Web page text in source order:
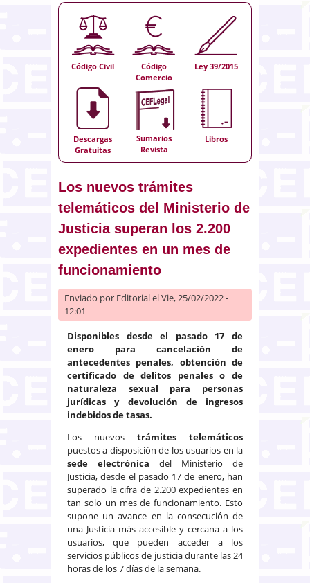
Código Civil
Código
Comercio
Ley 39/2015
Descargas
Gratuitas
Sumarios
Revista
Libros
Los nuevos trámites
telemáticos del Ministerio de
Justicia superan los 2.200
expedientes en un mes de
funcionamiento
Enviado por Editorialel Vie, 25/02/2022 -
12:01
Disponibles desde el pasado 17 de
enero para cancelación de
antecedentes penales, obtención de
certificado de delitos penales o de
naturaleza sexual para personas
jurídicas y devolución de ingresos
indebidos de tasas.
Los nuevos trámites telemáticos
puestos a disposición de los usuarios en la
sede electrónica del Ministerio de
Justicia, desde el pasado 17 de enero, han
superado la cifra de 2.200 expedientes en
tan solo un mes de funcionamiento. Esto
supone un avance en la consecución de
una Justicia más accesible y cercana a los
usuarios, que pueden acceder a los
servicios públicos de justicia durante las 24
horas de los 7 días de la semana.